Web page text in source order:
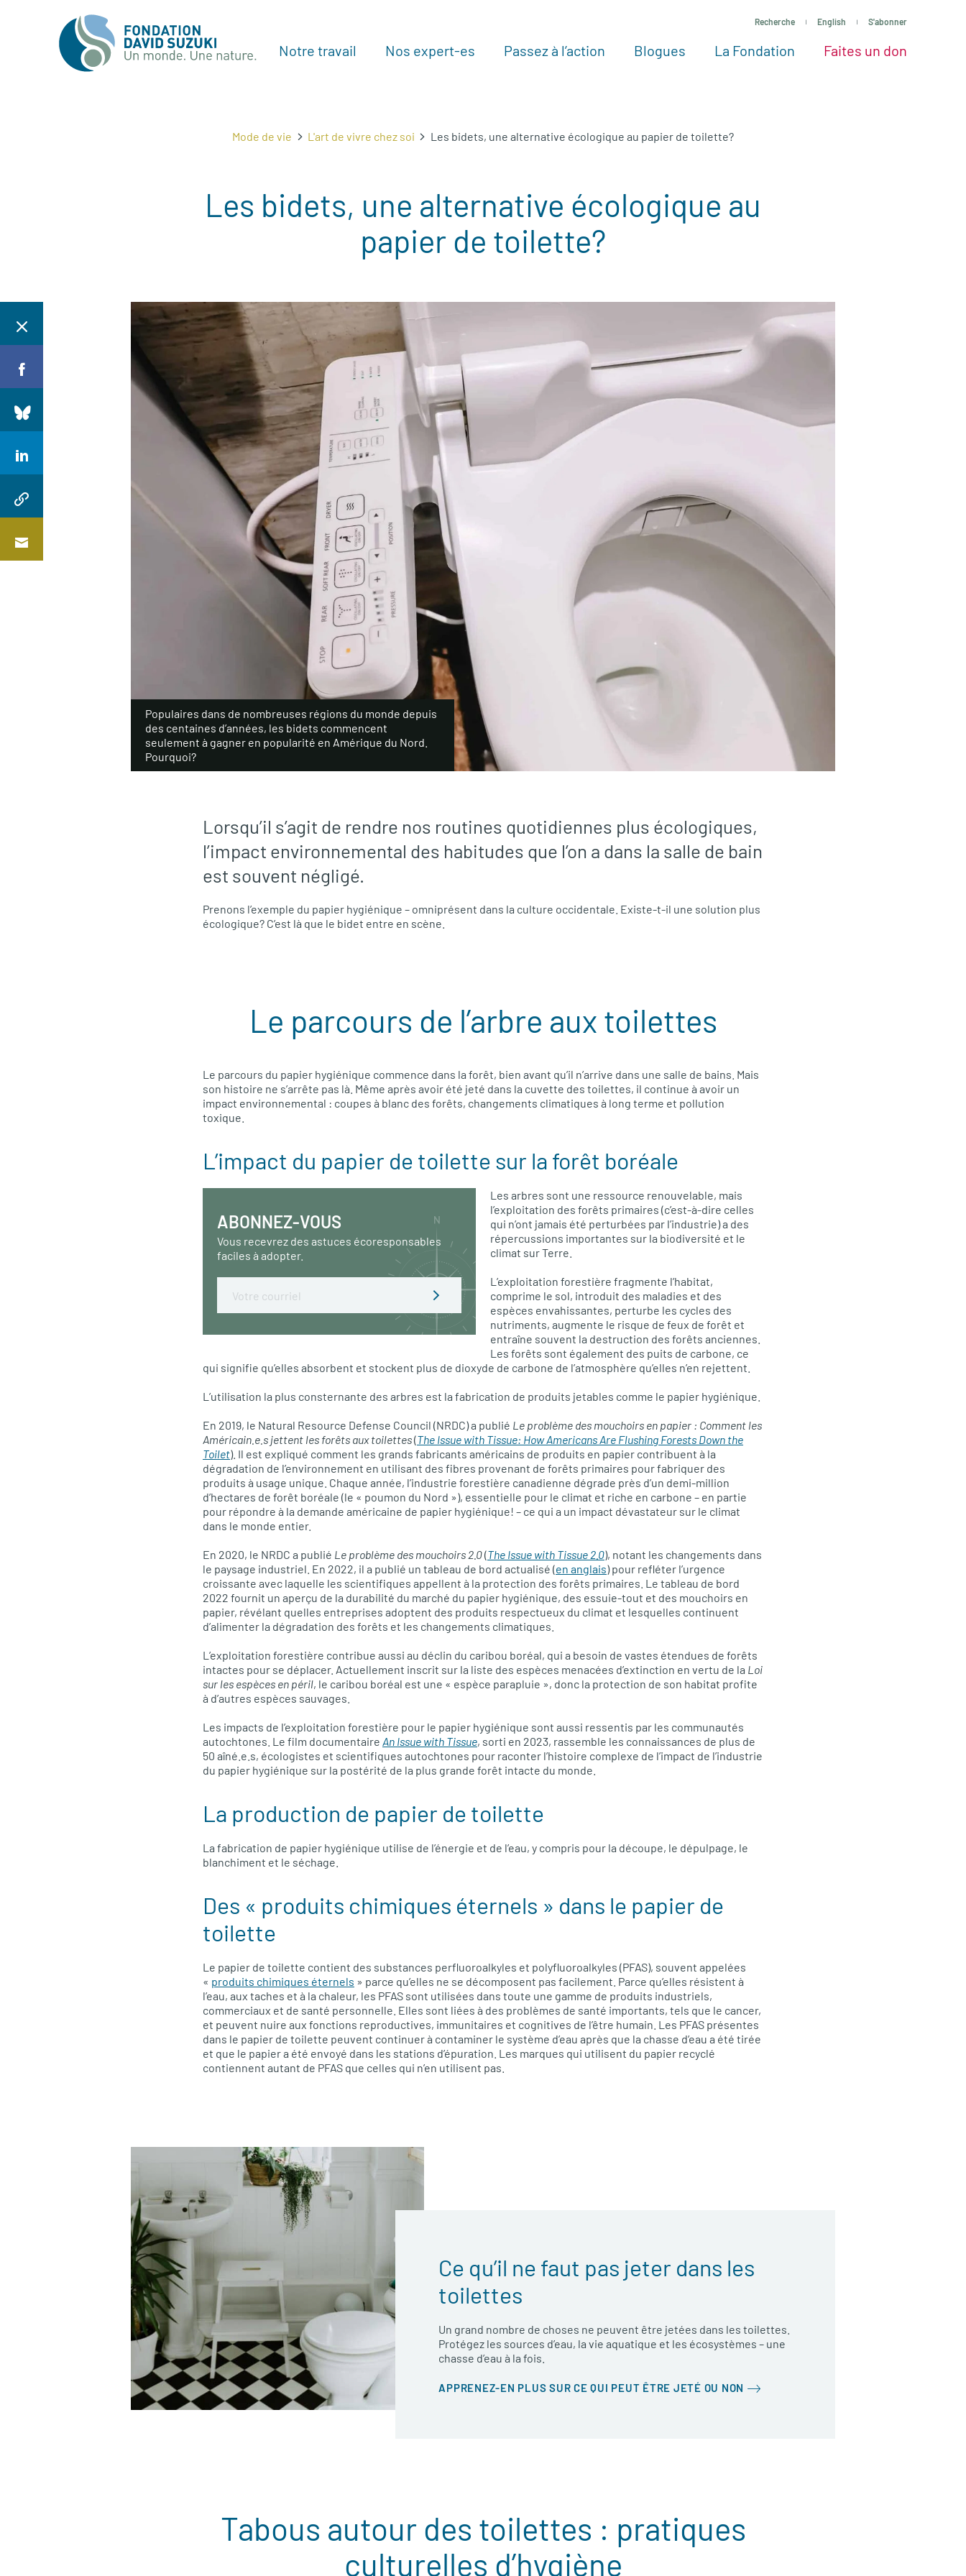
Recherche English S'abonner
Notre travail Voir tous les projets
Nos expert-es Nos Experts
Passez à l’action Passez à l’action
Blogues La FondationLa Fondation
Faites un don
Autres façons de faire un don
Mode de vie L'art de vivre chez soi Les bidets, une alternative écologique au papier de toilette?
Les bidets, une alternative écologique au
papier de toilette?
Populaires dans de nombreuses régions du monde depuis
des centaines d’années, les bidets commencent
seulement à gagner en popularité en Amérique du Nord.
Pourquoi?
Lorsqu’il s’agit de rendre nos routines quotidiennes plus écologiques,
l’impact environnemental des habitudes que l’on a dans la salle de bain
est souvent négligé.
Prenons l’exemple du papier hygiénique – omniprésent dans la culture occidentale. Existe-t-il une solution plus
écologique? C’est là que le bidet entre en scène.
Le parcours de l’arbre aux toilettes
Le parcours du papier hygiénique commence dans la forêt, bien avant qu’il n’arrive dans une salle de bains. Mais
son histoire ne s’arrête pas là. Même après avoir été jeté dans la cuvette des toilettes, il continue à avoir un
impact environnemental : coupes à blanc des forêts, changements climatiques à long terme et pollution
toxique.
L’impact du papier de toilette sur la forêt boréale
ABONNEZ-VOUS
Vous recevrez des astuces écoresponsables
faciles à adopter.
Les arbres sont une ressource renouvelable, mais
l’exploitation des forêts primaires (c’est-à-dire celles
qui n’ont jamais été perturbées par l’industrie) a des
répercussions importantes sur la biodiversité et le
climat sur Terre.
L’exploitation forestière fragmente l’habitat,
comprime le sol, introduit des maladies et des
espèces envahissantes, perturbe les cycles des
nutriments, augmente le risque de feux de forêt et
entraîne souvent la destruction des forêts anciennes.
Les forêts sont également des puits de carbone, ce
qui signifie qu’elles absorbent et stockent plus de dioxyde de carbone de l’atmosphère qu’elles n’en rejettent.
L’utilisation la plus consternante des arbres est la fabrication de produits jetables comme le papier hygiénique.
En 2019, le Natural Resource Defense Council (NRDC) a publié Le problème des mouchoirs en papier : Comment les
Américain.e.s jettent les forêts aux toilettes(The Issue with Tissue: How Americans Are Flushing Forests Down the
Toilet). Il est expliqué comment les grands fabricants américains de produits en papier contribuent à la
dégradation de l’environnement en utilisant des fibres provenant de forêts primaires pour fabriquer des
produits à usage unique. Chaque année, l’industrie forestière canadienne dégrade près d’un demi-million
d’hectares de forêt boréale (le « poumon du Nord »), essentielle pour le climat et riche en carbone – en partie
pour répondre à la demande américaine de papier hygiénique! – ce qui a un impact dévastateur sur le climat
dans le monde entier.
En 2020, le NRDC a publié Le problème des mouchoirs 2.0(The Issue with Tissue 2.0), notant les changements dans
le paysage industriel. En 2022, il a publié un tableau de bord actualisé (en anglais) pour refléter l’urgence
croissante avec laquelle les scientifiques appellent à la protection des forêts primaires. Le tableau de bord
2022 fournit un aperçu de la durabilité du marché du papier hygiénique, des essuie-tout et des mouchoirs en
papier, révélant quelles entreprises adoptent des produits respectueux du climat et lesquelles continuent
d’alimenter la dégradation des forêts et les changements climatiques.
L’exploitation forestière contribue aussi au déclin du caribou boréal, qui a besoin de vastes étendues de forêts
intactes pour se déplacer. Actuellement inscrit sur la liste des espèces menacées d’extinction en vertu de la Loi
sur les espèces en péril, le caribou boréal est une « espèce parapluie », donc la protection de son habitat profite
à d’autres espèces sauvages.
Les impacts de l’exploitation forestière pour le papier hygiénique sont aussi ressentis par les communautés
autochtones. Le film documentaire An Issue with Tissue, sorti en 2023, rassemble les connaissances de plus de
50 aîné.e.s, écologistes et scientifiques autochtones pour raconter l’histoire complexe de l’impact de l’industrie
du papier hygiénique sur la postérité de la plus grande forêt intacte du monde.
La production de papier de toilette
La fabrication de papier hygiénique utilise de l’énergie et de l’eau, y compris pour la découpe, le dépulpage, le
blanchiment et le séchage.
Des « produits chimiques éternels » dans le papier de
toilette
Le papier de toilette contient des substances perfluoroalkyles et polyfluoroalkyles (PFAS), souvent appelées
« produits chimiques éternels » parce qu’elles ne se décomposent pas facilement. Parce qu’elles résistent à
l’eau, aux taches et à la chaleur, les PFAS sont utilisées dans toute une gamme de produits industriels,
commerciaux et de santé personnelle. Elles sont liées à des problèmes de santé importants, tels que le cancer,
et peuvent nuire aux fonctions reproductives, immunitaires et cognitives de l’être humain. Les PFAS présentes
dans le papier de toilette peuvent continuer à contaminer le système d’eau après que la chasse d’eau a été tirée
et que le papier a été envoyé dans les stations d’épuration. Les marques qui utilisent du papier recyclé
contiennent autant de PFAS que celles qui n’en utilisent pas.
Ce qu’il ne faut pas jeter dans les
toilettes
Un grand nombre de choses ne peuvent être jetées dans les toilettes.
Protégez les sources d’eau, la vie aquatique et les écosystèmes – une
chasse d’eau à la fois.
APPRENEZ-EN PLUS SUR CE QUI PEUT ÊTRE JETÉ OU NON
Tabous autour des toilettes : pratiques
culturelles d’hygiène